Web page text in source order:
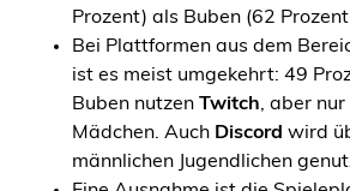
Prozent) als Buben (62
Bei Plattformen aus dem
ist es meist umgekehrt: 49
Buben nutzen Twitch, aber
Mädchen. Auch Discord wird
männlichen Jugendlichen